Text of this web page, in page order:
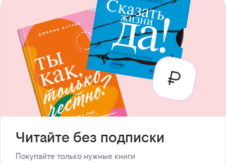
Читайте без подписки
Покупайте только нужные книги